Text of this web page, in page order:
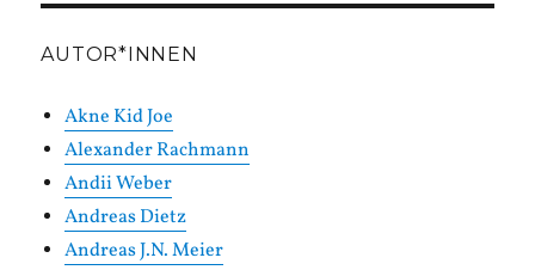
AUTOR*INNEN
Akne Kid Joe
Alexander Rachmann
Andii Weber
Andreas Dietz
Andreas J.N. Meier